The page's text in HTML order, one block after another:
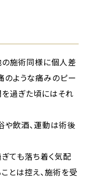
の施術同様に個人差
のような痛みのピー
過ぎた頃にはそれ
や飲酒、運動は術後
ても落ち着く気配
とは控え、施術を受